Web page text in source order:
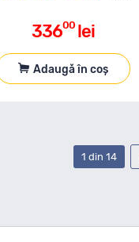
33600 lei
Adaugă în coș
1 din 14